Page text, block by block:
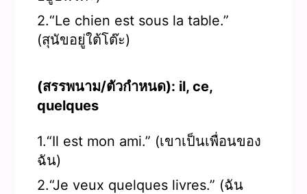
2.“Le chien est sous la table.”
(สุนัขอยู่ใต้โต๊ะ)
(สรรพนาม/ตัวกำหนด): il, ce,
quelques
1.“Il est mon ami.” (เขาเป็นเพื่อนของ
ฉัน)
2.“Je veux quelques livres.” (ฉัน